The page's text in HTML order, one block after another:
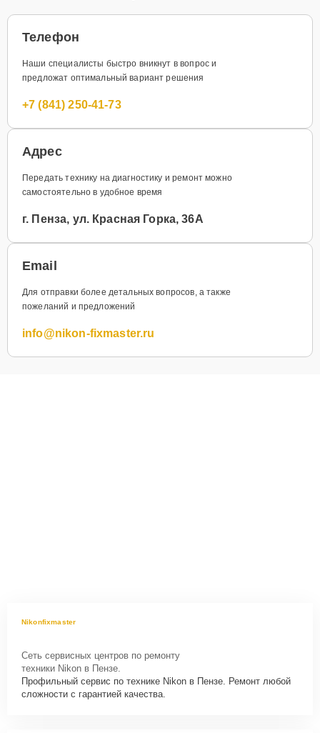
Телефон
Наши специалисты быстро вникнут в вопрос и
предложат оптимальный вариант решения
+7 (841) 250-41-73
Адрес
Передать технику на диагностику и ремонт можно
самостоятельно в удобное время
г. Пенза, ул. Красная Горка, 36А
Email
Для отправки более детальных вопросов, а также
пожеланий и предложений
info@nikon-fixmaster.ru
Nikonfixmaster
Сеть сервисных центров по ремонту
техники Nikon в Пензе.
Профильный сервис по технике Nikon в Пензе. Ремонт любой
сложности с гарантией качества.